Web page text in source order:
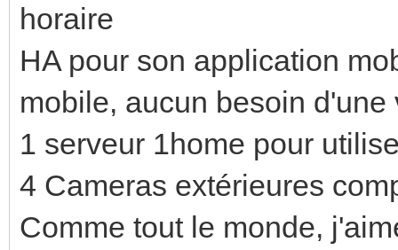
horaire
HA pour son application
mobile, aucun besoin
1 serveur 1home pour
4 Cameras extérieures
Comme tout le monde,